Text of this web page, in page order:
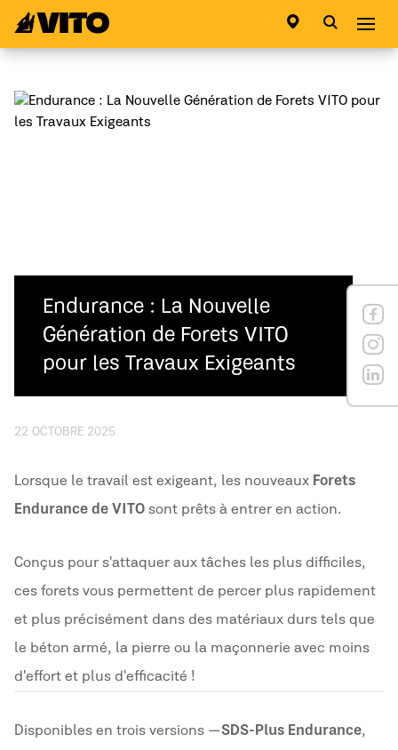
Aller à la page principale
Endurance : La Nouvelle
Génération de Forets VITO
pour les Travaux Exigeants
22 OCTOBRE 2025
Lorsque le travail est exigeant, les nouveaux Forets
Endurance de VITO sont prêts à entrer en action.
Conçus pour s'attaquer aux tâches les plus difficiles,
ces forets vous permettent de percer plus rapidement
et plus précisément dans des matériaux durs tels que
le béton armé, la pierre ou la maçonnerie avec moins
d'effort et plus d'efficacité !
Disponibles en trois versions —SDS-Plus Endurance,